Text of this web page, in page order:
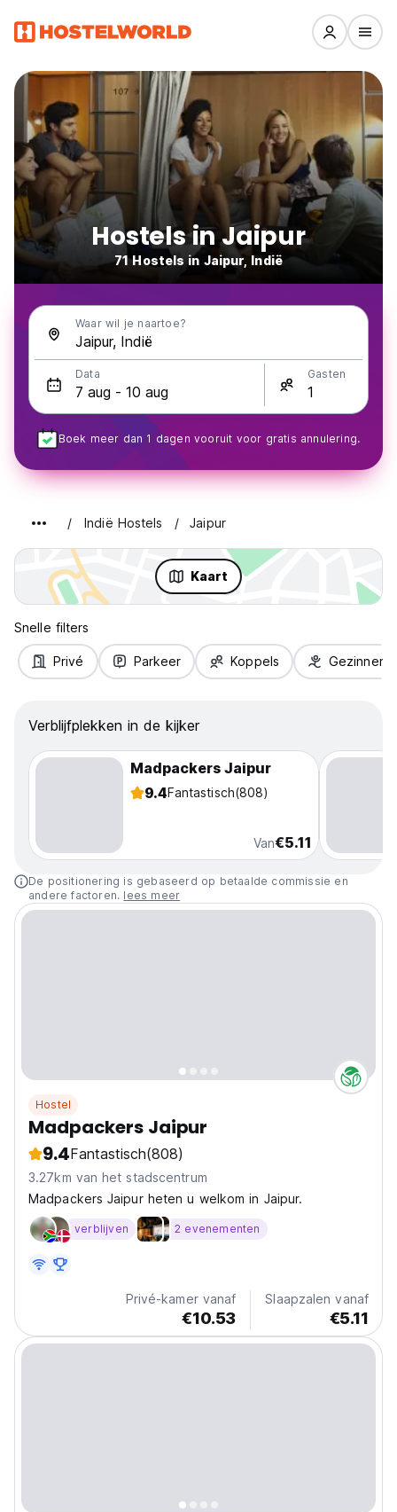
Hostels in Jaipur
71 Hostels in Jaipur, Indië
Waar wil je naartoe?
Data Gasten
Boek meer dan 1 dagen vooruit voor gratis annulering.
Indië Hostels Jaipur
Kaart
Snelle filters
Privé Parkeer Koppels Gezinnen
Verblijfplekken in de kijker
Madpackers Jaipur
9.4Fantastisch(808)
Van€5.11
De positionering is gebaseerd op betaalde commissie en
andere factoren. lees meer
Hostel
Madpackers Jaipur
9.4Fantastisch(808)
3.27km van het stadscentrum
Madpackers Jaipur heten u welkom in Jaipur.
verblijven 2 evenementen
Privé-kamer vanaf
€10.53
Slaapzalen vanaf
€5.11